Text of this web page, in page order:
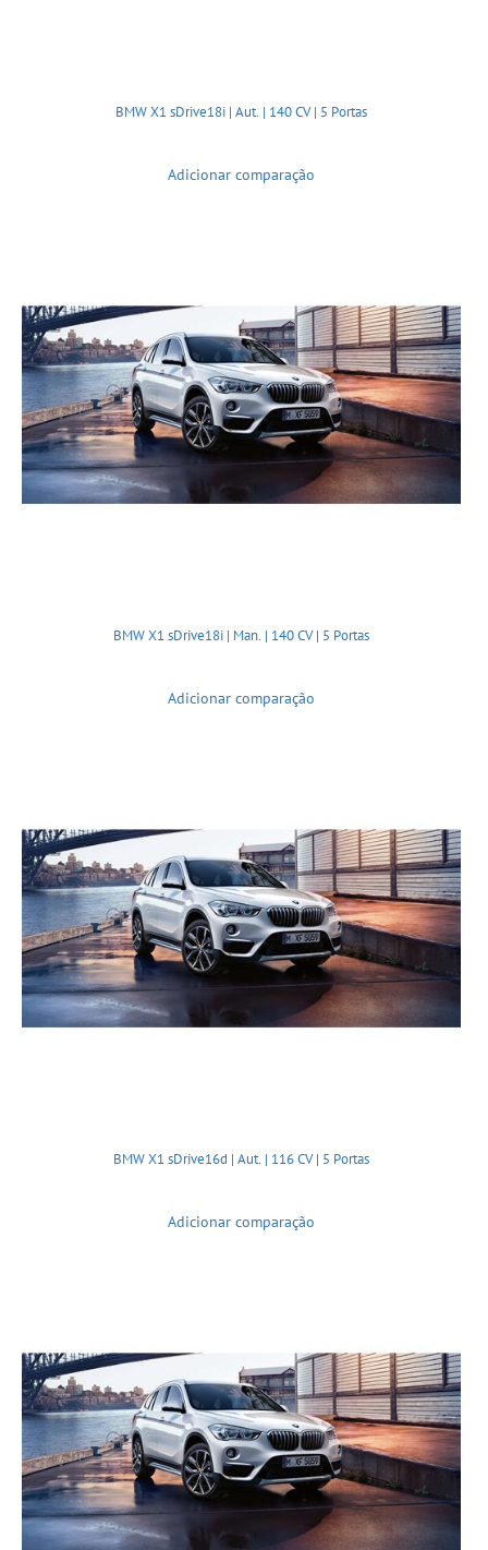
BMW X1 sDrive18i | Aut. | 140 CV | 5 Portas
Adicionar comparação
BMW X1 sDrive18i | Man. | 140 CV | 5 Portas
Adicionar comparação
BMW X1 sDrive16d | Aut. | 116 CV | 5 Portas
Adicionar comparação